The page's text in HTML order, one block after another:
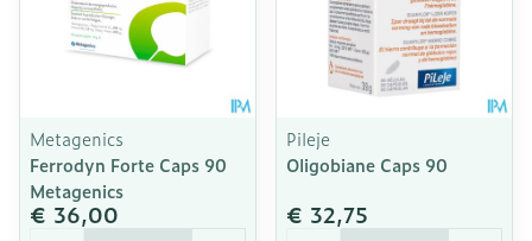
Metagenics
Ferrodyn Forte Caps 90
Metagenics
€ 36,00
Pileje
Oligobiane Caps 90
€ 32,75